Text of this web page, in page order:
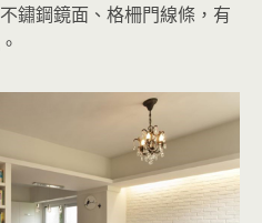
鏽鋼鏡面、格柵門線條，有